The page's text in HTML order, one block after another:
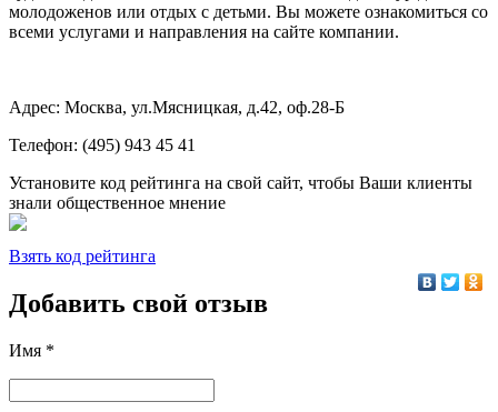
молодоженов или отдых с детьми. Вы можете ознакомиться со
всеми услугами и направления на сайте компании.
Адрес: Москва, ул.Мясницкая, д.42, оф.28-Б
Телефон: (495) 943 45 41
Установите код рейтинга на свой сайт, чтобы Ваши клиенты
знали общественное мнение
Взять код рейтинга
Добавить свой отзыв
Имя *